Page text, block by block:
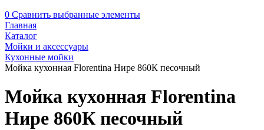
0 Сравнить выбранные элементы
Главная
Каталог
Мойки и аксессуары
Кухонные мойки
Мойка кухонная Florentina Нире 860К песочный
Мойка кухонная Florentina
Нире 860К песочный